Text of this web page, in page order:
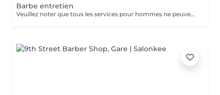
Barbe entretien
Veuillez noter que tous les services pour hommes ne peuvent PAS être réservés en ligne. Merci d'appeler ou de passer pour réserver ces derniers. Quiconque ne respecte pas cela et réserve un service pour femme à la place ou utilise le compte d'une femme pour bloquer du temps pour le service d'un homme sera bloqué de toutes les réservations futures.